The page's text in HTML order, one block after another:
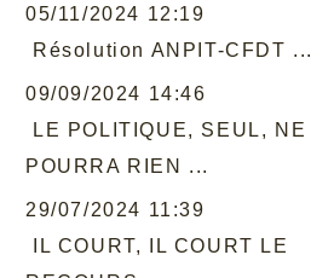
05/11/2024 12:19
Résolution ANPIT-CFDT ...
09/09/2024 14:46
LE POLITIQUE, SEUL, NE
POURRA RIEN ...
29/07/2024 11:39
IL COURT, IL COURT LE